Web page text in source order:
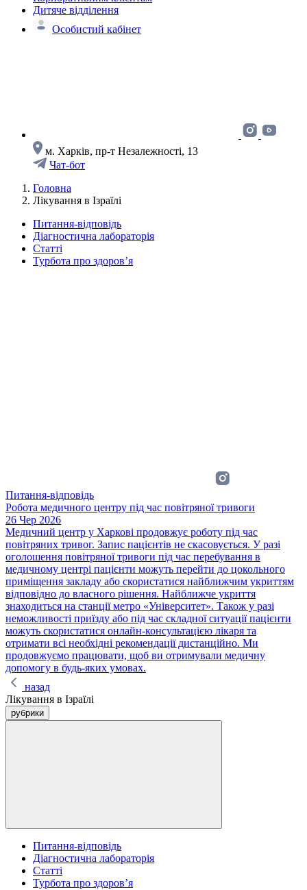
Дитяче відділення
Особистий кабінет
м. Харків, пр-т Незалежності, 13
Чат-бот
Головна
Лікування в Ізраїлі
Питання-відповідь
Діагностична лабораторія
Статті
Турбота про здоров’я
Питання-відповідь
Робота медичного центру під час повітряної тривоги
26 Чер 2026
Медичний центр у Харкові продовжує роботу під час
повітряних тривог. Запис пацієнтів не скасовується. У разі
оголошення повітряної тривоги під час перебування в
медичному центрі пацієнти можуть перейти до цокольного
приміщення закладу або скористатися найближчим укриттям
відповідно до власного рішення. Найближче укриття
знаходиться на станції метро «Університет». Також у разі
неможливості приїзду або під час складної ситуації пацієнти
можуть скористатися онлайн-консультацією лікаря та
отримати всі необхідні рекомендації дистанційно. Ми
продовжуємо працювати, щоб ви отримували медичну
допомогу в будь-яких умовах.
назад
Лікування в Ізраїлі
рубрики
Питання-відповідь
Діагностична лабораторія
Статті
Турбота про здоров’я